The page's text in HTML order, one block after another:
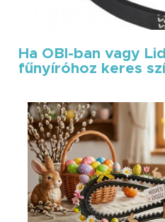
Ha OBI-ban vagy
fűnyíróhoz keres